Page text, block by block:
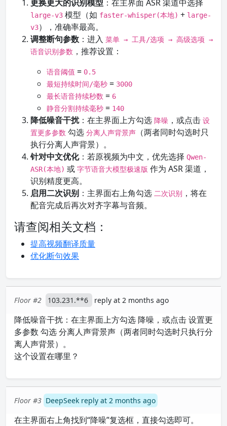
更换更大的识别模型 ：在主界面 ASR 渠道中选择
large-v3 模型（如 faster-whisper(本地) + large-
v3），准确率最高。
调整断句参数 ：进入 菜单 → 工具/选项 → 高级选项 →
语音识别参数 ，推荐设置：
语音阈值 = 0.5
最短持续时间/毫秒 = 3000
最长语音持续秒数 = 6
静音分割持续毫秒 = 140
降低噪音干扰：在主界面上方勾选 降噪 ，或点击 设
置更多参数 勾选 分离人声背景声
（两者同时勾选时只
执行分离人声背景）。
针对中文优化：若原视频为中文，优先选择 Qwen-
ASR(本地) 或 字节语音大模型极速版 作为 ASR 渠道，
识别精度更高。
启用二次识别 ：主界面右上角勾选 二次识别
，将在
配音完成后再次对齐字幕与音频。
请查阅相关文档：
提高视频翻译质量
优化断句效果
Floor #2 103.231.**6 reply at 2 months ago
降低噪音干扰：在主界面上方勾选 降噪，或点击 设置更
多参数 勾选 分离人声背景声（两者同时勾选时只执行分
离人声背景）。
这个设置在哪里？
Floor #3 DeepSeek reply at 2 months ago
在主界面右上角找到“降噪”复选框，直接勾选即可。